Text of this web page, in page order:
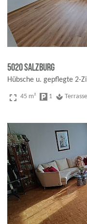
5020 Salzburg
Hübsche u. gepflegte 2-
fullscreen 45 m² local_parking 1 spa